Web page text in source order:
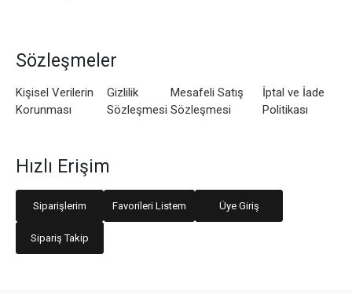
Sözleşmeler
Kişisel Verilerin
Korunması
Gizlilik
Sözleşmesi
Mesafeli Satış
Sözleşmesi
İptal ve İade
Politikası
Hızlı Erişim
Siparişlerim Favorileri Listem Üye Giriş
Sipariş Takip